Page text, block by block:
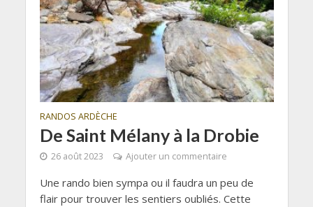
RANDOS ARDÈCHE
De Saint Mélany à la Drobie
26 août 2023 Ajouter un commentaire
Une rando bien sympa ou il faudra un peu de
flair pour trouver les sentiers oubliés. Cette